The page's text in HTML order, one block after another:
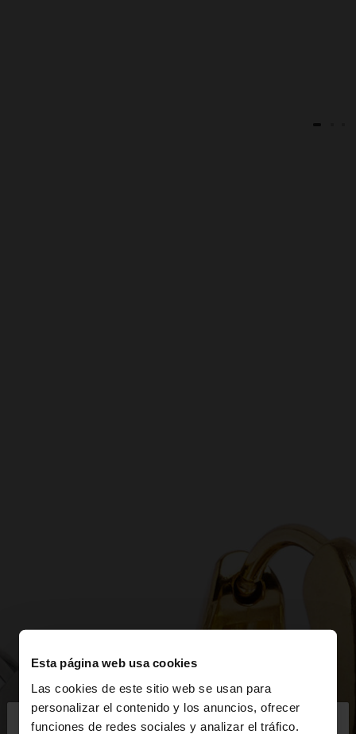
Esta página web usa cookies
Las cookies de este sitio web se usan para
personalizar el contenido y los anuncios, ofrecer
funciones de redes sociales y analizar el tráfico.
hola